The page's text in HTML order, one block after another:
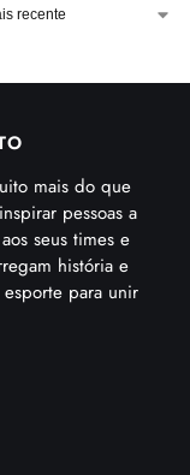
mais do que
pessoas a
seus times e
história e
para unir